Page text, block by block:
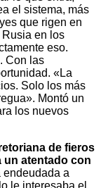
el sistema, más
que rigen en
en los
eso.
Con las
«La
Solo los más
Montó un
los nuevos
de fieros
un atentado con
endeudada a